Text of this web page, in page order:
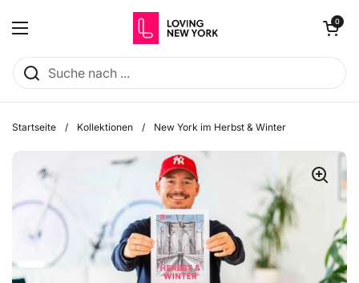
Menü öffnen
Warenkorb
0
Startseite / Kollektionen / New York im Herbst & Winter